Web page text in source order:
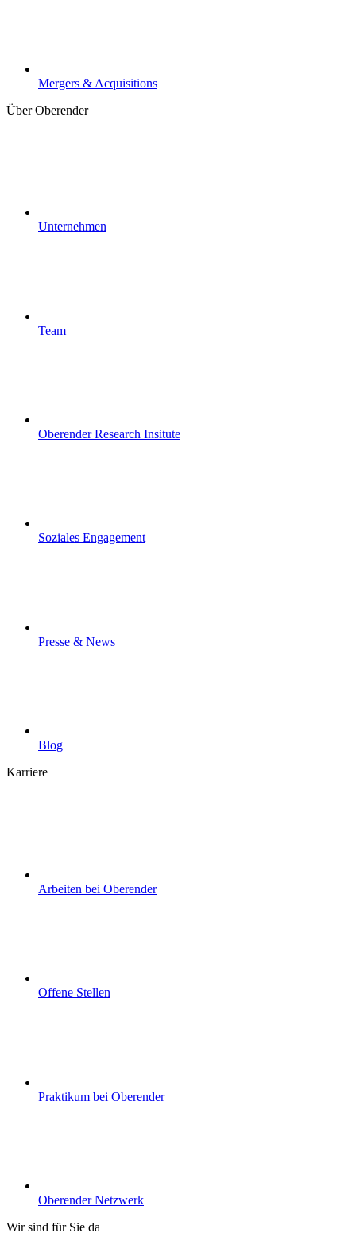
Mergers & Acquisitions
Über Oberender
Unternehmen
Team
Oberender Research Insitute
Soziales Engagement
Presse & News
Blog
Karriere
Arbeiten bei Oberender
Offene Stellen
Praktikum bei Oberender
Oberender Netzwerk
Wir sind für Sie da